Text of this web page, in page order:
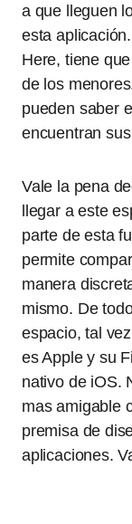
a que lleguen
esta
Here, tiene
de los
pueden saber
encuentran
Vale la pena
llegar a este
parte de esta
permite
manera
mismo. De
espacio, tal
es Apple y su
nativo de iOS.
mas amigable
premisa de
aplicaciones.